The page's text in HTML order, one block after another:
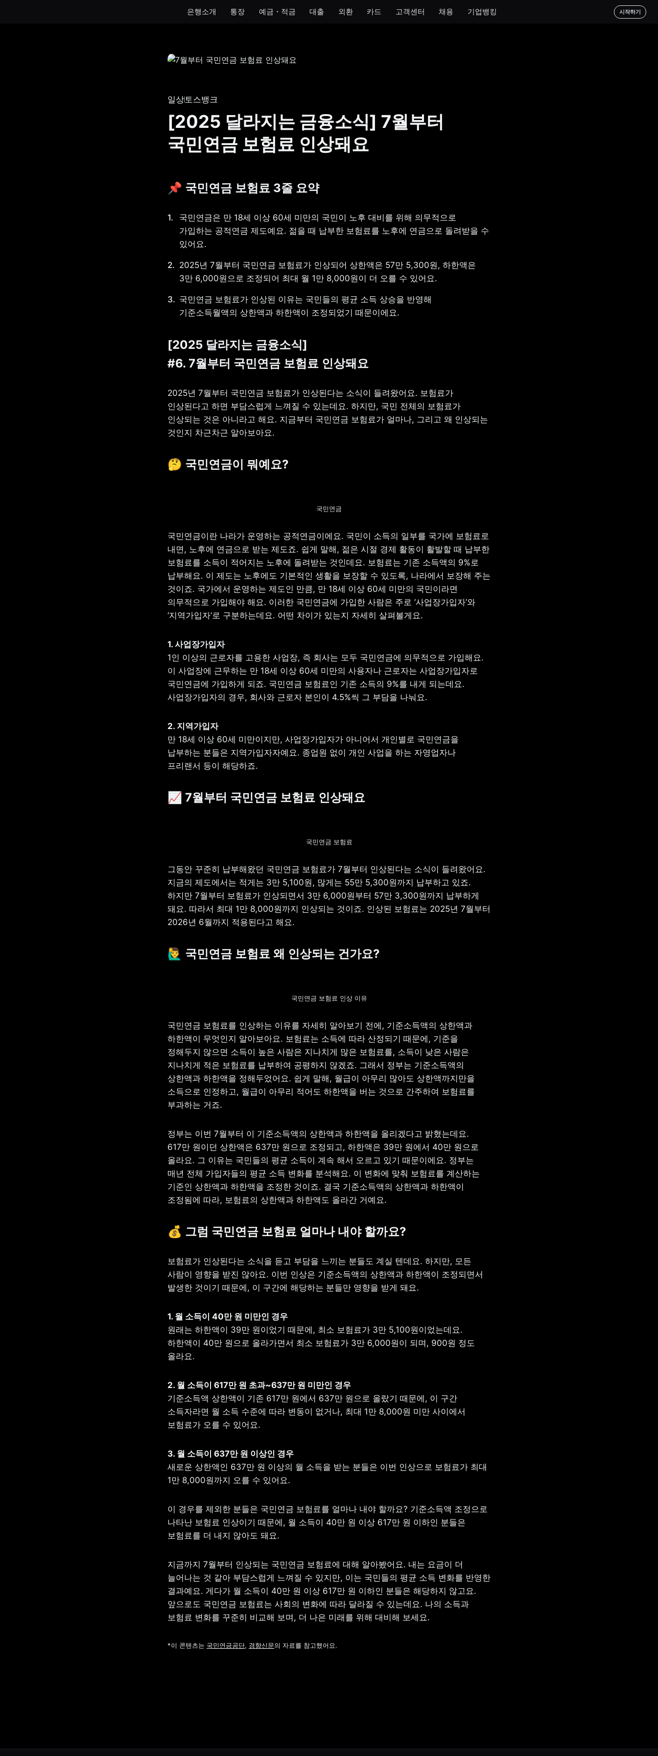
은행소개 통장 예금・적금 대출 외환 카드 고객센터 채용 기업뱅킹 시작하기
토스뱅크 통장
게임 저금통
생계비보호 통장
모임 통장아이 통장
일상 토스뱅크
[2025 달라지는 금융소식] 7월부터
국민연금 보험료 인상돼요
📌 국민연금 보험료 3줄 요약
국민연금은 만 18세 이상 60세 미만의 국민이 노후 대비를 위해 의무적으로
가입하는 공적연금 제도예요. 젊을 때 납부한 보험료를 노후에 연금으로 돌려받을 수
있어요.
2025년 7월부터 국민연금 보험료가 인상되어 상한액은 57만 5,300원, 하한액은
3만 6,000원으로 조정되어 최대 월 1만 8,000원이 더 오를 수 있어요.
국민연금 보험료가 인상된 이유는 국민들의 평균 소득 상승을 반영해
기준소득월액의 상한액과 하한액이 조정되었기 때문이에요.
[2025 달라지는 금융소식]
#6. 7월부터 국민연금 보험료 인상돼요
2025년 7월부터 국민연금 보험료가 인상된다는 소식이 들려왔어요. 보험료가
인상된다고 하면 부담스럽게 느껴질 수 있는데요. 하지만, 국민 전체의 보험료가
인상되는 것은 아니라고 해요. 지금부터 국민연금 보험료가 얼마나, 그리고 왜 인상되는
것인지 차근차근 알아보아요.
🤔 국민연금이 뭐예요?
국민연금
국민연금이란 나라가 운영하는 공적연금이에요. 국민이 소득의 일부를 국가에 보험료로
내면, 노후에 연금으로 받는 제도죠. 쉽게 말해, 젊은 시절 경제 활동이 활발할 때 납부한
보험료를 소득이 적어지는 노후에 돌려받는 것인데요. 보험료는 기존 소득액의 9%로
납부해요. 이 제도는 노후에도 기본적인 생활을 보장할 수 있도록, 나라에서 보장해 주는
것이죠. 국가에서 운영하는 제도인 만큼, 만 18세 이상 60세 미만의 국민이라면
의무적으로 가입해야 해요. 이러한 국민연금에 가입한 사람은 주로 ‘사업장가입자’와
‘지역가입자’로 구분하는데요. 어떤 차이가 있는지 자세히 살펴볼게요.
1인 이상의 근로자를 고용한 사업장, 즉 회사는 모두 국민연금에 의무적으로 가입해요.
이 사업장에 근무하는 만 18세 이상 60세 미만의 사용자나 근로자는 사업장가입자로
국민연금에 가입하게 되죠. 국민연금 보험료인 기존 소득의 9%를 내게 되는데요.
사업장가입자의 경우, 회사와 근로자 본인이 4.5%씩 그 부담을 나눠요.
만 18세 이상 60세 미만이지만, 사업장가입자가 아니어서 개인별로 국민연금을
납부하는 분들은 지역가입자자예요. 종업원 없이 개인 사업을 하는 자영업자나
프리랜서 등이 해당하죠.
📈 7월부터 국민연금 보험료 인상돼요
국민연금 보험료
그동안 꾸준히 납부해왔던 국민연금 보험료가 7월부터 인상된다는 소식이 들려왔어요.
지금의 제도에서는 적게는 3만 5,100원, 많게는 55만 5,300원까지 납부하고 있죠.
하지만 7월부터 보험료가 인상되면서 3만 6,000원부터 57만 3,300원까지 납부하게
돼요. 따라서 최대 1만 8,000원까지 인상되는 것이죠. 인상된 보험료는 2025년 7월부터
2026년 6월까지 적용된다고 해요.
🙋‍♂️ 국민연금 보험료 왜 인상되는 건가요?
국민연금 보험료 인상 이유
국민연금 보험료를 인상하는 이유를 자세히 알아보기 전에, 기준소득액의 상한액과
하한액이 무엇인지 알아보아요. 보험료는 소득에 따라 산정되기 때문에, 기준을
정해두지 않으면 소득이 높은 사람은 지나치게 많은 보험료를, 소득이 낮은 사람은
지나치게 적은 보험료를 납부하여 공평하지 않겠죠. 그래서 정부는 기준소득액의
상한액과 하한액을 정해두었어요. 쉽게 말해, 월급이 아무리 많아도 상한액까지만을
소득으로 인정하고, 월급이 아무리 적어도 하한액을 버는 것으로 간주하여 보험료를
부과하는 거죠.
정부는 이번 7월부터 이 기준소득액의 상한액과 하한액을 올리겠다고 밝혔는데요.
617만 원이던 상한액은 637만 원으로 조정되고, 하한액은 39만 원에서 40만 원으로
올라요. 그 이유는 국민들의 평균 소득이 계속 해서 오르고 있기 때문이에요. 정부는
매년 전체 가입자들의 평균 소득 변화를 분석해요. 이 변화에 맞춰 보험료를 계산하는
기준인 상한액과 하한액을 조정한 것이죠. 결국 기준소득액의 상한액과 하한액이
조정됨에 따라, 보험료의 상한액과 하한액도 올라간 거예요.
💰 그럼 국민연금 보험료 얼마나 내야 할까요?
보험료가 인상된다는 소식을 듣고 부담을 느끼는 분들도 계실 텐데요. 하지만, 모든
사람이 영향을 받진 않아요. 이번 인상은 기준소득액의 상한액과 하한액이 조정되면서
발생한 것이기 때문에, 이 구간에 해당하는 분들만 영향을 받게 돼요.
1. 월 소득이 40만 원 미만인 경우
원래는 하한액이 39만 원이었기 때문에, 최소 보험료가 3만 5,100원이었는데요.
하한액이 40만 원으로 올라가면서 최소 보험료가 3만 6,000원이 되며, 900원 정도
올라요.
2. 월 소득이 617만 원 초과~637만 원 미만인 경우
기준소득액 상한액이 기존 617만 원에서 637만 원으로 올랐기 때문에, 이 구간
소득자라면 월 소득 수준에 따라 변동이 없거나, 최대 1만 8,000원 미만 사이에서
보험료가 오를 수 있어요.
3. 월 소득이 637만 원 이상인 경우
새로운 상한액인 637만 원 이상의 월 소득을 받는 분들은 이번 인상으로 보험료가 최대
1만 8,000원까지 오를 수 있어요.
이 경우를 제외한 분들은 국민연금 보험료를 얼마나 내야 할까요? 기준소득액 조정으로
나타난 보험료 인상이기 때문에, 월 소득이 40만 원 이상 617만 원 이하인 분들은
보험료를 더 내지 않아도 돼요.
지금까지 7월부터 인상되는 국민연금 보험료에 대해 알아봤어요. 내는 요금이 더
늘어나는 것 같아 부담스럽게 느껴질 수 있지만, 이는 국민들의 평균 소득 변화를 반영한
결과예요. 게다가 월 소득이 40만 원 이상 617만 원 이하인 분들은 해당하지 않고요.
앞으로도 국민연금 보험료는 사회의 변화에 따라 달라질 수 있는데요. 나의 소득과
보험료 변화를 꾸준히 비교해 보며, 더 나은 미래를 위해 대비해 보세요.
*이 콘텐츠는 국민연금공단, 경향신문의 자료를 참고했어요.